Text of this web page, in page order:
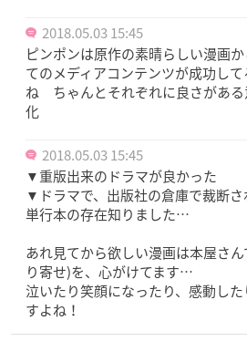
2018.05.03 15:45
ピンポンは原作の素晴らしい漫画
てのメディアコンテンツが成功し
ね ちゃんとそれぞれに良さがある
化
2018.05.03 15:45
▼重版出来のドラマが良かった
▼ドラマで、出版社の倉庫で裁断
単行本の存在知りました…
あれ見てから欲しい漫画は本屋さ
り寄せ)を、心がけてます…
泣いたり笑顔になったり、感動し
すよね！